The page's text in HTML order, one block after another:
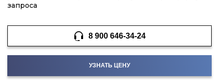
запроса
8 900 646-34-24
УЗНАТЬ ЦЕНУ